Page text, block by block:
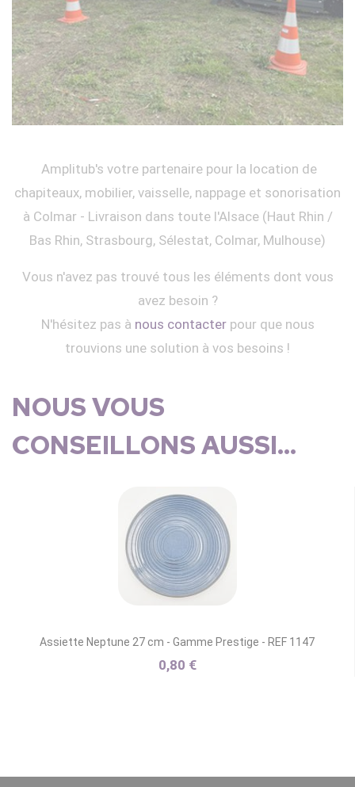
Amplitub's votre partenaire pour la location de
chapiteaux, mobilier, vaisselle, nappage et sonorisation
à Colmar - Livraison dans toute l'Alsace (Haut Rhin /
Bas Rhin, Strasbourg, Sélestat, Colmar, Mulhouse)
Vous n'avez pas trouvé tous les éléments dont vous
avez besoin ?
N'hésitez pas à nous contacterpour que nous
trouvions une solution à vos besoins !
NOUS VOUS
CONSEILLONS AUSSI...
Assiette Neptune 27 cm - Gamme Prestige - REF 1147
0,80 €